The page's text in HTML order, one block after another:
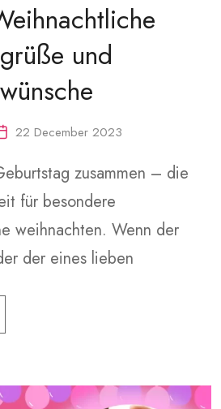
und
22 December 2023
zusammen – die
für besondere
weihnachten. Wenn der
der eines lieben